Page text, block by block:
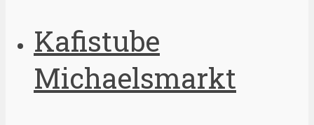
Kafistube
Michaelsmarkt